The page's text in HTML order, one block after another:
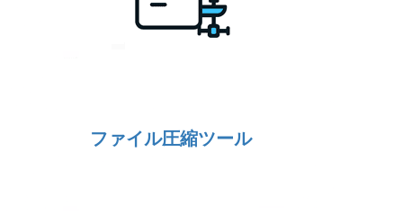
ファイル圧縮ツール